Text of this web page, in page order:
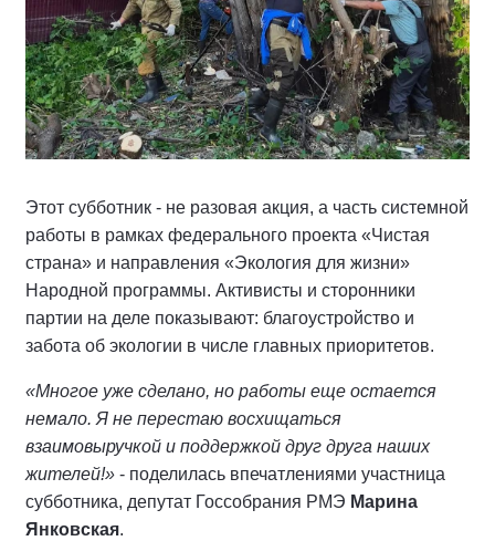
Этот субботник - не разовая акция, а часть системной
работы в рамках федерального проекта «Чистая
страна» и направления «Экология для жизни»
Народной программы. Активисты и сторонники
партии на деле показывают: благоустройство и
забота об экологии в числе главных приоритетов.
«Многое уже сделано, но работы еще остается
немало. Я не перестаю восхищаться
взаимовыручкой и поддержкой друг друга наших
жителей!» - поделилась впечатлениями участница
субботника, депутат Госсобрания РМЭ Марина
Янковская.